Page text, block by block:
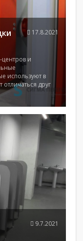
и
используют в
друг
17.8.2021
9.7.2021